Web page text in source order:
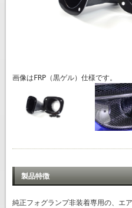
画像はFRP（黒ゲル）仕様です。
製品特徴
純正フォグランプ非装着専用の、エ